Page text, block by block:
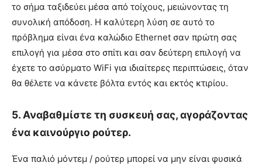
το σήμα ταξιδεύει μέσα από τοίχους, μειώνοντας τη
συνολική απόδοση. Η καλύτερη λύση σε αυτό το
πρόβλημα είναι ένα καλώδιο Ethernet σαν πρώτη σας
επιλογή για μέσα στο σπίτι και σαν δεύτερη επιλογή να
έχετε το ασύρματο WiFi για ιδιαίτερες περιπτώσεις, όταν
θα θέλετε να κάνετε βόλτα εντός και εκτός κτιρίου.
5. Αναβαθμίστε τη συσκευή σας, αγοράζοντας
ένα καινούργιο ρούτερ.
Ένα παλιό μόντεμ / ρούτερ μπορεί να μην είναι φυσικά